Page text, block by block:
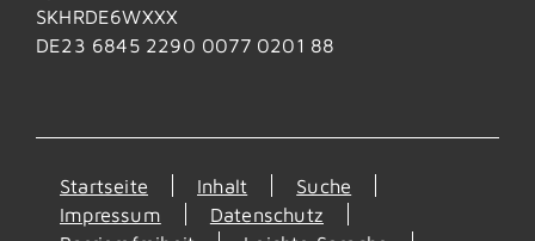
SKHRDE6WXXX
DE23 6845 2290 0077 0201 88
Startseite Inhalt
Suche
Impressum
Datenschutz